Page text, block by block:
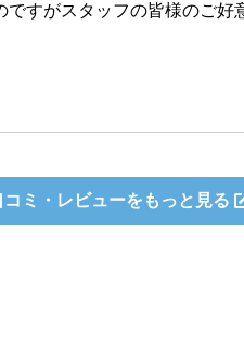
すがスタッフの皆様のご好
ミ・レビューを もっと見る